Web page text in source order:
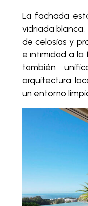
La fachada
vidriada
de celosías y
e intimidad a la
también
arquitectura
un entorno